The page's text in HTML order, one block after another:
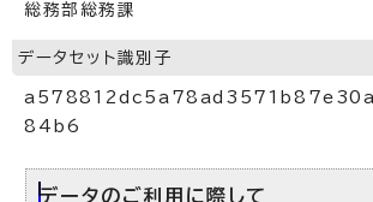
総務部総務課
データセット識別子
84b6
データのご利用に際して